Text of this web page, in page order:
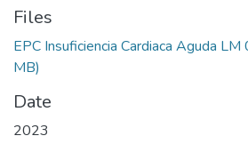
Files
EPC Insuficiencia Cardiaca Aguda
MB)
Date
2023